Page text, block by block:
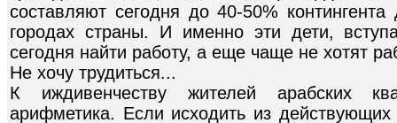
составляют сегодня до 40-50%
городах страны. И именно эти дети,
сегодня найти работу, а еще чаще не хотят
Не хочу трудиться...
К иждивенчеству жителей арабских
арифметика. Если исходить из действующих